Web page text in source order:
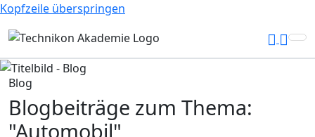
Kopfzeile überspringen
Blog
Blogbeiträge zum Thema:
"Automobil"